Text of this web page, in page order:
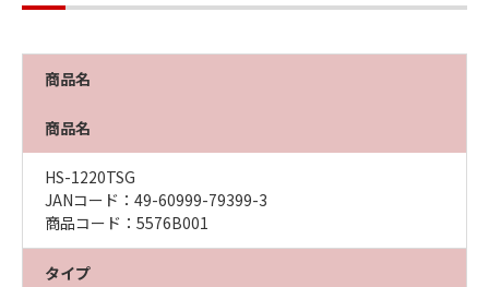
商品名
商品名
HS-1220TSG
JANコード：49-60999-79399-3
商品コード：5576B001
タイプ